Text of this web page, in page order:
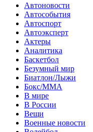
Автоновости
Автособытия
Автоспорт
Автоэксперт
Актеры
Аналитика
Баскетбол
Безумный мир
Биатлон/Лыжи
Бокс/MMA
В мире
В России
Вещи
Военные новости